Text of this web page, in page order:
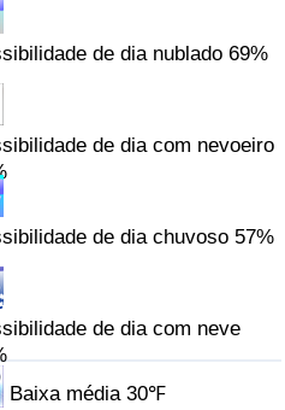
de dia nublado 69%
de dia com nevoeiro
de dia chuvoso 57%
de dia com neve
Baixa média 30℉